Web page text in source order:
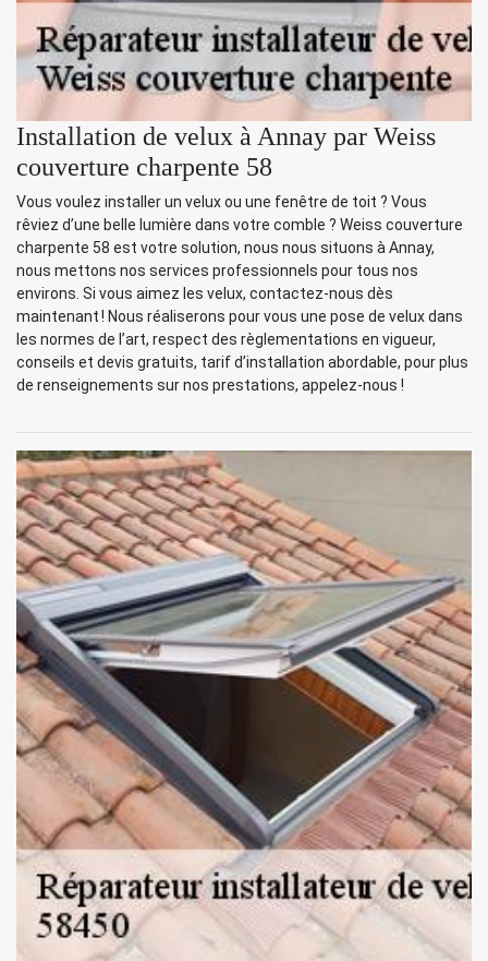
Installation de velux à Annay par Weiss
couverture charpente 58
Vous voulez installer un velux ou une fenêtre de toit ? Vous
rêviez d’une belle lumière dans votre comble ? Weiss couverture
charpente 58 est votre solution, nous nous situons à Annay,
nous mettons nos services professionnels pour tous nos
environs. Si vous aimez les velux, contactez-nous dès
maintenant ! Nous réaliserons pour vous une pose de velux dans
les normes de l’art, respect des règlementations en vigueur,
conseils et devis gratuits, tarif d’installation abordable, pour plus
de renseignements sur nos prestations, appelez-nous !